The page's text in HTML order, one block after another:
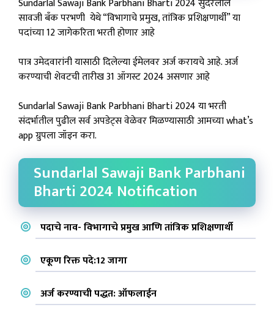
Sundarlal Sawaji Bank Parbhani Bharti 2024 सुंदरलाल
सावजी बँक परभणी येथे “विभागाचे प्रमुख, तांत्रिक प्रशिक्षणार्थी” या
पदांच्या 12 जागेकरिता भरती होणार आहे
पात्र उमेदवारांनी यासाठी दिलेल्या ईमेलवर अर्ज करायचे आहे. अर्ज
करण्याची शेवटची तारीख 31 ऑगस्ट 2024 असणार आहे
Sundarlal Sawaji Bank Parbhani Bharti 2024 या भरती
संदर्भातील पुढील सर्व अपडेट्स वेळेवर मिळण्यासाठी आमच्या what’s
app ग्रुपला जॉइन करा.
Sundarlal Sawaji Bank Parbhani
Bharti 2024 Notification
पदाचे नाव- विभागाचे प्रमुख आणि तांत्रिक प्रशिक्षणार्थी
एकूण रिक्त पदे:12 जागा
अर्ज करण्याची पद्धत: ऑफलाईन